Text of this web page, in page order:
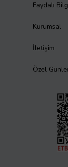
Faydalı
Kurumsal
İletişim
Özel